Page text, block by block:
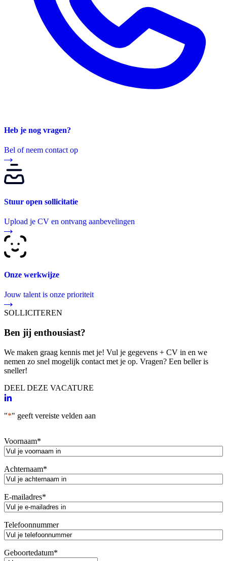
Heb je nog vragen?
Bel of neem contact op
Stuur open sollicitatie
Upload je CV en ontvang aanbevelingen
Onze werkwijze
Jouw talent is onze prioriteit
SOLLICITEREN
Ben jij enthousiast?
We maken graag kennis met je! Vul je gegevens + CV in en we
nemen zo snel mogelijk contact met je op. Vragen? Een beller is
sneller!
DEEL DEZE VACATURE
"*" geeft vereiste velden aan
Voornaam*
Achternaam*
E-mailadres*
Telefoonnummer
Geboortedatum*